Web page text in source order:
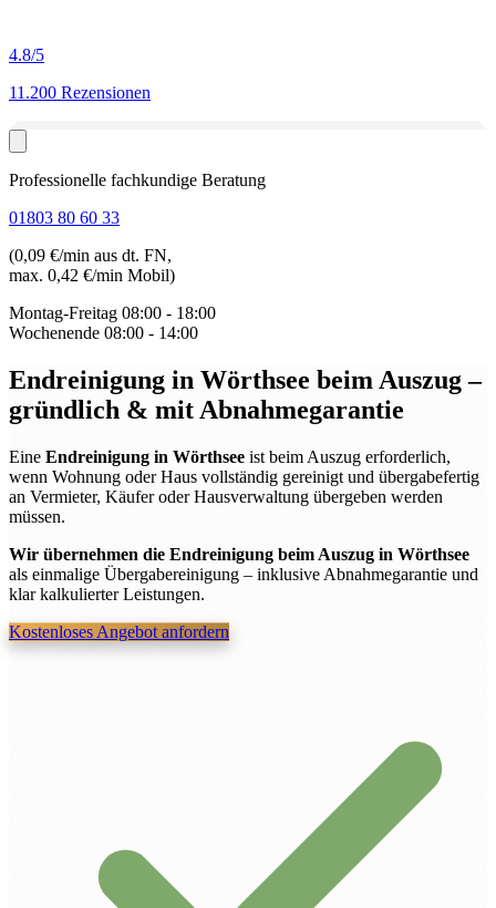
4.8/5
11.200 Rezensionen
Professionelle fachkundige Beratung
01803 80 60 33
(0,09 €/min aus dt. FN,
max. 0,42 €/min Mobil)
Montag-Freitag 08:00 - 18:00
Wochenende 08:00 - 14:00
Endreinigung in Wörthsee beim Auszug–
gründlich & mit Abnahmegarantie
Eine Endreinigung in Wörthsee ist beim Auszug erforderlich,
wenn Wohnung oder Haus vollständig gereinigt und übergabefertig
an Vermieter, Käufer oder Hausverwaltung übergeben werden
müssen.
Wir übernehmen die Endreinigung beim Auszug in Wörthsee
als einmalige Übergabereinigung – inklusive Abnahmegarantie und
klar kalkulierter Leistungen.
Kostenloses Angebot anfordern